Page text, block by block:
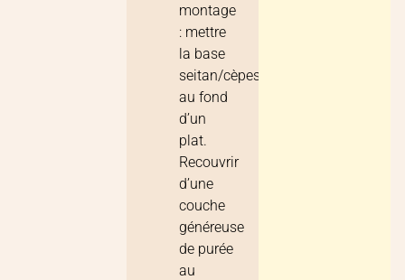
montage
: mettre
la base
seitan/cèpes
au fond
d’un
plat.
Recouvrir
d’une
couche
généreuse
de purée
au